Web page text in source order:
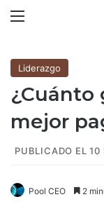
Liderazgo
¿Cuánto
mejor
PUBLICADO EL
Pool CEO 2